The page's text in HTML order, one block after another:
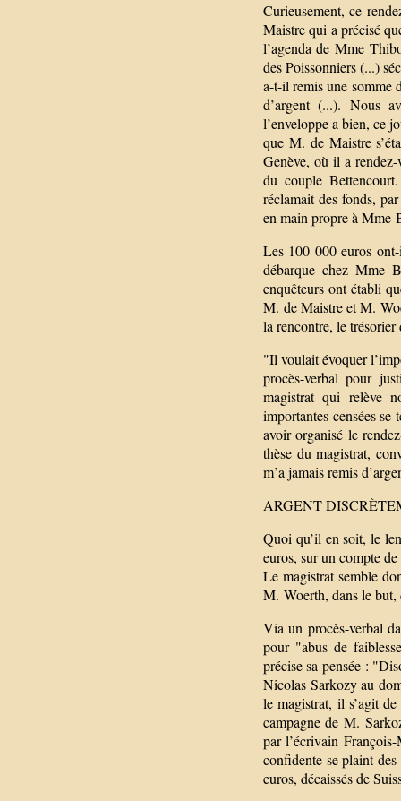
Curieusement, ce
Maistre qui a précisé
l’agenda de Mme
des Poissonniers (...)
a-t-il remis une somme
d’argent (...). Nous
l’enveloppe a bien, ce
que M. de Maistre
Genève, où il a
du couple
réclamait des fonds,
en main propre à Mme
Les 100 000 euros
débarque chez Mme
enquêteurs ont établi
M. de Maistre et M.
la rencontre, le
"Il voulait évoquer
procès-verbal pour
magistrat qui relève
importantes censées
avoir organisé le
thèse du magistrat,
m’a jamais remis
ARGENT
Quoi qu’il en soit, le
euros, sur un compte
Le magistrat semble
M. Woerth, dans le
Via un procès-verbal
pour "abus de
précise sa pensée :
Nicolas Sarkozy au
le magistrat, il s’agit
campagne de M.
par l’écrivain
confidente se plaint
euros, décaissés de